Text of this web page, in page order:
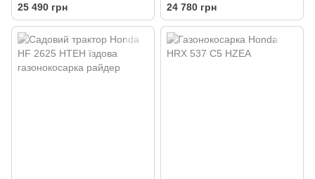
25 490 грн 24 780 грн